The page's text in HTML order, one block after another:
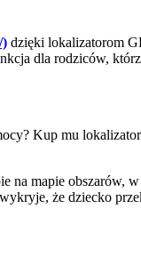
) dzięki lokalizatorom
dla rodziców,
Kup mu
na mapie
że dziecko